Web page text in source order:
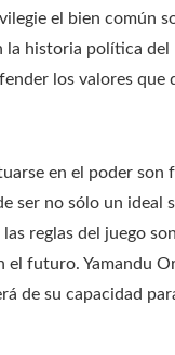
el bien común
historia política del
los valores que
en el poder son
ser no sólo un ideal
reglas del juego
futuro. Yamandu
de su capacidad